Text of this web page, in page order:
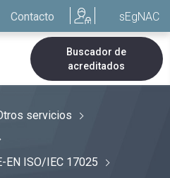
Contacto sEgNAC
Buscador de
acreditados
servicios
EN ISO/IEC 17025